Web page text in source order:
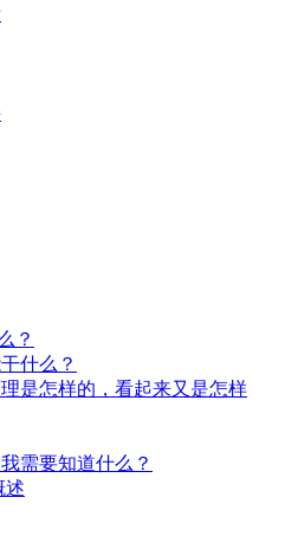
？
什么？
是怎样的，看起来又是怎样
需要知道什么？
述